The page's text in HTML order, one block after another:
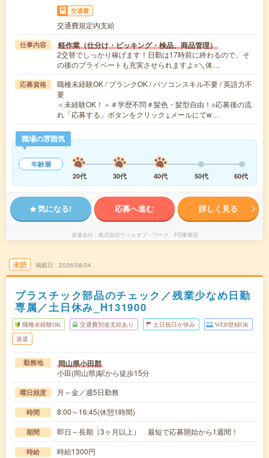
交通費
交通費規定内支給
仕事内容 軽作業（仕分け・ピッキング・検品、商品管理）
2交替でしっかり稼げます！日勤は17時前に終わるので、そ
の後のプライベートも充実させられますよ○＼体…
応募資格
職種未経験OK / ブランクOK / パソコンスキル不要 / 英語力不
要
＜未経験OK！＞＃学歴不問＃髪色・髪型自由！○応募後の流
れ「応募する」ボタンをクリック↓メールにてw…
職場の雰囲気
年齢層
20代
30代 40代 50代 60代
気になる! 応募へ進む 詳しく見る
派遣会社 株式会社ウィルオブ・ワーク FO事業部
未読 掲載日 2026/08/04
プラスチック部品のチェック／残業少なめ日勤
専属／土日休み_H131900
職種未経験OK 交通費別途支給あり 土日祝日が休み WEB登録OK
派遣
勤務地 岡山県小田郡
小田(岡山県)駅から徒歩15分
曜日頻度 月～金／週5日勤務
時間 8:00～16:45(休憩1時間)
期間 即日～長期（3ヶ月以上） 最短で応募開始から1週間！
時給 時給1300円